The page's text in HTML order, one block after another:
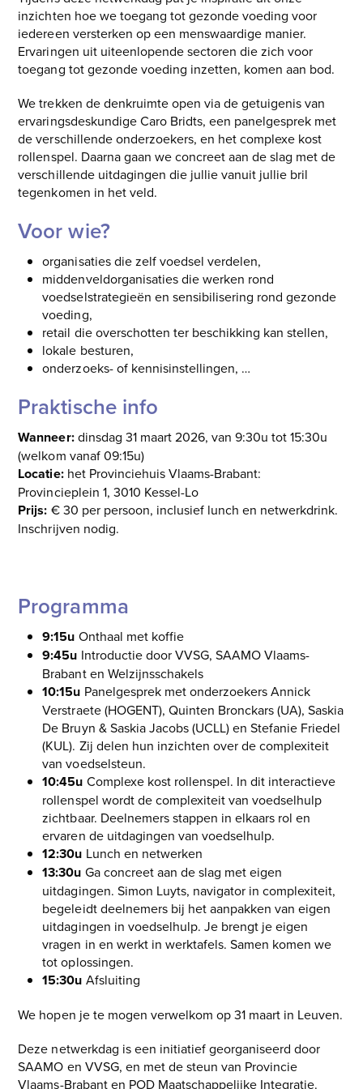
slide
inzichten hoe we toegang tot gezonde voeding voor
iedereen versterken op een menswaardige manier.
Ervaringen uit uiteenlopende sectoren die zich voor
toegang tot gezonde voeding inzetten, komen aan bod.
We trekken de denkruimte open via de getuigenis van
ervaringsdeskundige Caro Bridts, een panelgesprek met
de verschillende onderzoekers, en het complexe kost
rollenspel. Daarna gaan we concreet aan de slag met de
verschillende uitdagingen die jullie vanuit jullie bril
tegenkomen in het veld.
Voor wie?
organisaties die zelf voedsel verdelen,
middenveldorganisaties die werken rond
voedselstrategieën en sensibilisering rond gezonde
voeding,
retail die overschotten ter beschikking kan stellen,
lokale besturen,
onderzoeks- of kennisinstellingen, …
Praktische info
Wanneer:dinsdag 31 maart 2026, van 9:30u tot 15:30u
(welkom vanaf 09:15u)
Locatie:het Provinciehuis Vlaams-Brabant:
Provincieplein 1, 3010 Kessel-Lo
Prijs: € 30 per persoon, inclusief lunch en netwerkdrink.
Inschrijven nodig.
Programma
9:15u Onthaal met koffie
9:45u Introductie door VVSG, SAAMO Vlaams-
Brabant en Welzijnsschakels
10:15u Panelgesprek met onderzoekers Annick
Verstraete (HOGENT), Quinten Bronckars (UA), Saskia
De Bruyn & Saskia Jacobs (UCLL) en Stefanie Friedel
(KUL). Zij delen hun inzichten over de complexiteit
van voedselsteun.
10:45u Complexe kost rollenspel. In dit interactieve
rollenspel wordt de complexiteit van voedselhulp
zichtbaar. Deelnemers stappen in elkaars rol en
ervaren de uitdagingen van voedselhulp.
12:30u Lunch en netwerken
13:30u Ga concreet aan de slag met eigen
uitdagingen. Simon Luyts, navigator in complexiteit,
begeleidt deelnemers bij het aanpakken van eigen
uitdagingen in voedselhulp. Je brengt je eigen
vragen in en werkt in werktafels. Samen komen we
tot oplossingen.
15:30u Afsluiting
We hopen je te mogen verwelkom op 31 maart in Leuven.
Deze netwerkdag is een initiatief georganiseerd door
SAAMO en VVSG, en met de steun van Provincie
Vlaams-Brabant en POD Maatschappelijke Integratie.